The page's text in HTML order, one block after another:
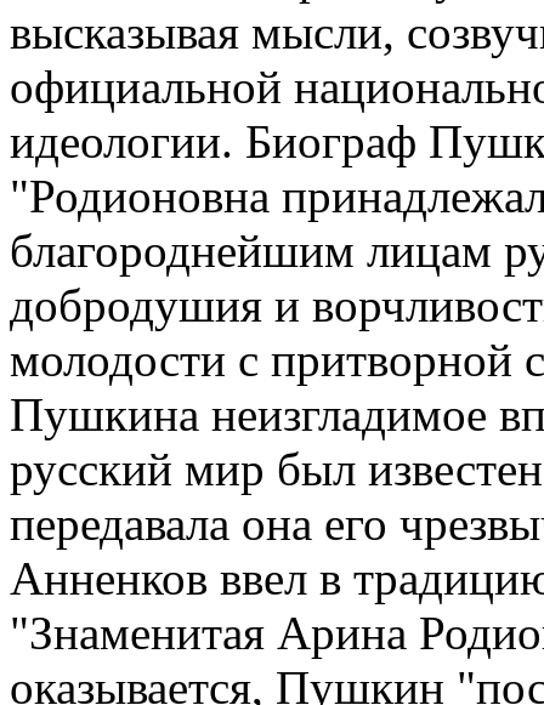
высказывая мысли,
официальной
идеологии. Биограф
"Родионовна
благороднейшим лицам
добродушия и
молодости с притворной
Пушкина неизгладимое
русский мир был
передавала она его
Анненков ввел в
"Знаменитая Арина
оказывается, Пушкин